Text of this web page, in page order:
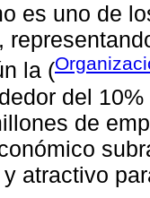
es uno de
la (
del
de
atractivo